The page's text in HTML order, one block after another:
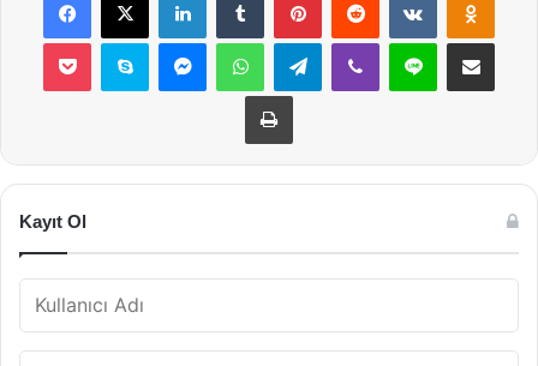
Pocket Skype MessengerWhatsAppTelegramViber Line E-Posta ile
Yazdır
Kayıt Ol